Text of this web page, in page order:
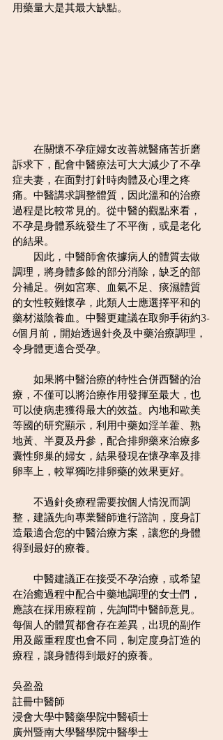
用藥量大是其最大缺點。
在關懷不孕症婦女改善就醫痛苦折磨
訴求下，配會中醫療法可大大減少了不孕
症夫妻，在面對打針時肉體及心理之疼
痛。中醫講求調整體質，因此溫和的治療
過程是比較常見的。從中醫的觀點來看，
不孕是身體系統發生了不平衡，或是老化
的結果。
因此，中醫師會依據病人的體質去做
調理，將身體多餘的部分消除，缺乏的部
分補足。例如宮寒、血氣不足、痰濕體質
的女性較難懷孕，此類人士應選擇平和的
藥材滋陰養血。中醫更建議在取卵手術約3-
6個月前，開始透過針灸及中藥治療調理，
令身體更適合受孕。
如果將中醫治療的特性合併西醫的治
療，不僅可以將治療作用發揮至最大，也
可以使病患獲得最大的效益。內地和歐美
等國的研究顯示，利用中藥如淫羊藿、熟
地黃、半夏及丹參，配合排卵藥來治療多
囊性卵巢的婦女，結果發現在懷孕率及排
卵率上，較單獨吃排卵藥的效果更好。
不過針灸療程需要按個人情況而調
整，建議先向專業醫師進行諮詢，度身訂
造最適合您的中醫治療方案，讓您的身體
得到最好的療養。
中醫建議正在接受不孕治療，或希望
在治癒過程中配合中藥地調理的女士們，
應該在採用療程前，先詢問中醫師意見。
每個人的體質都會存在差異，出現的副作
用及嚴重程度也會不同，制定度身訂造的
療程，讓身體得到最好的療養。
吳盈盈
註冊中醫師
浸會大學中醫藥學院中醫碩士
廣州暨南大學醫學院中醫學士